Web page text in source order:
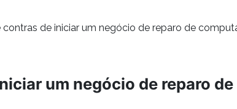
contras de iniciar um negócio de reparo de
um negócio de reparo